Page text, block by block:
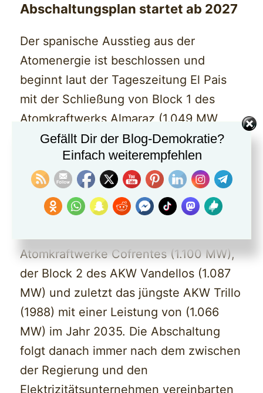
Abschaltungsplan startet ab 2027
Der spanische Ausstieg aus der
Atomenergie ist beschlossen und
beginnt laut der Tageszeitung El Pais
mit der Schließung von Block 1 des
Atomkraftwerks Almaraz (1.049 MW
Bruttoleistung) im November 2027,
Block 2 soll im Oktober 2028 folgen.
Die weiteren Stilllegungen betreffen die
zwei AKW-Blöcke am Standort Asco im
Osten Spaniens mit je knapp über 1.000
Atomkraftwerke Cofrentes (1.100 MW),
der Block 2 des AKW Vandellos (1.087
MW) und zuletzt das jüngste AKW Trillo
(1988) mit einer Leistung von (1.066
MW) im Jahr 2035. Die Abschaltung
folgt danach immer nach dem zwischen
der Regierung und den
Elektrizitätsunternehmen vereinbarten
Gefällt Dir der Blog-Demokratie?
Einfach weiterempfehlen